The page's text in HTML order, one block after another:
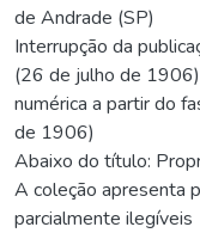
de Andrade (SP)
Interrupção da
(26 de julho de
numérica a partir do
de 1906)
Abaixo do título:
A coleção apresenta
parcialmente ilegíveis